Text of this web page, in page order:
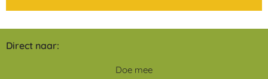
Direct naar:
Doe mee